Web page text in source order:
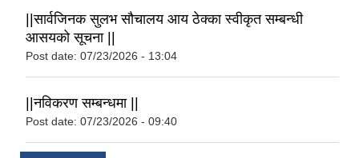
||सार्वजिनक सुलभ सौचालय आय ठेक्का स्वीकृत सम्बन्धी
आसयको सूचना ||
Post date: 07/23/2026 - 13:04
||नविकरण सम्बन्धमा ||
Post date: 07/23/2026 - 09:40